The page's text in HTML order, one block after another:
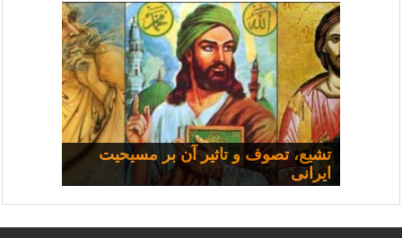
تشیع، تصوف و تاثیر آن بر مسیحیت
ایرانی
چرا همه شفا نمی‌یابند؟
مسیحی و سیاست: مجموعه
سخنرانی‌ها